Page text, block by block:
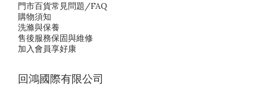
門市百貨常見問題/FAQ
購物須知
洗滌與保養
售後服務保固與維修
加入會員享好康
回鴻國際有限公司